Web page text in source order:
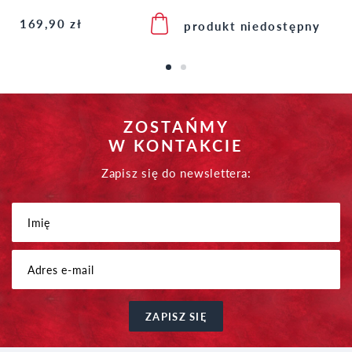
169,90 zł produkt niedostępny
ZOSTAŃMY
W KONTAKCIE
Zapisz się do newslettera:
ZAPISZ SIĘ